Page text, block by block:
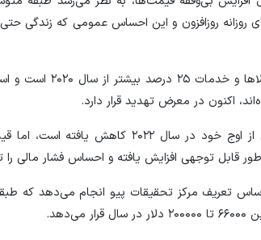
روزانه روزافزون و این احساس عمومی که زندگی
این روزنامه ادعا می‌کند که قیمت
اکنون در معرض تهدید قرار دارد.
این روزنامه می‌گوید: اگرچه نرخ تورم از اوج خود در سال
قابل توجهی افزایش یافته و احساس فشار مالی
اساس تعریف مرکز تحقیقات پیو انجام می‌دهد که